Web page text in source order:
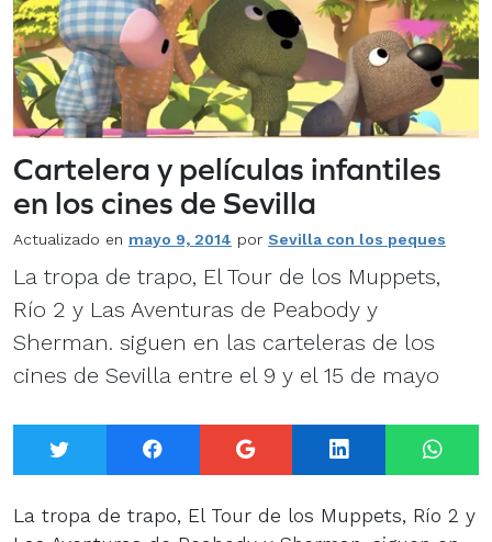
Cartelera y películas infantiles
en los cines de Sevilla
Actualizado en mayo 9, 2014 por Sevilla con los peques
La tropa de trapo, El Tour de los Muppets,
Río 2 y Las Aventuras de Peabody y
Sherman. siguen en las carteleras de los
cines de Sevilla entre el 9 y el 15 de mayo
Twitter Facebook Google+ LinkedIn
La tropa de trapo, El Tour de los Muppets, Río 2 y